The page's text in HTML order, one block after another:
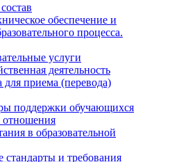
обеспечение и
процесса.
услуги
деятельность
для приема (перевода)
поддержки обучающихся
в образовательной
стандарты и требования